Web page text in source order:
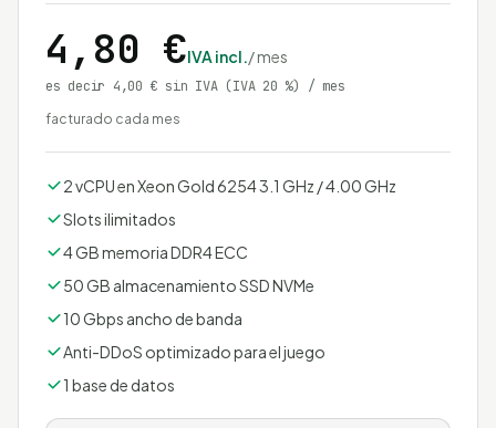
4,80 €IVA incl./ mes
es decir 4,00 € sin IVA (IVA 20 %) / mes
facturado cada mes
2 vCPU en Xeon Gold 6254 3.1 GHz / 4.00 GHz
Slots ilimitados
4 GB memoria DDR4 ECC
50 GB almacenamiento SSD NVMe
10 Gbps ancho de banda
Anti-DDoS optimizado para el juego
1 base de datos